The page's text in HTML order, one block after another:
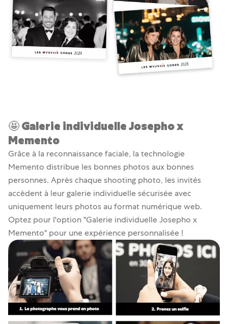
🤩 Galerie individuelle Josepho x
Memento
Grâce à la reconnaissance faciale, la technologie
Memento distribue les bonnes photos aux bonnes
personnes. Après chaque shooting photo, les invités
accèdent à leur galerie individuelle sécurisée avec
uniquement leurs photos au format numérique web.
Optez pour l'option "Galerie individuelle Josepho x
Memento" pour une expérience personnalisée !